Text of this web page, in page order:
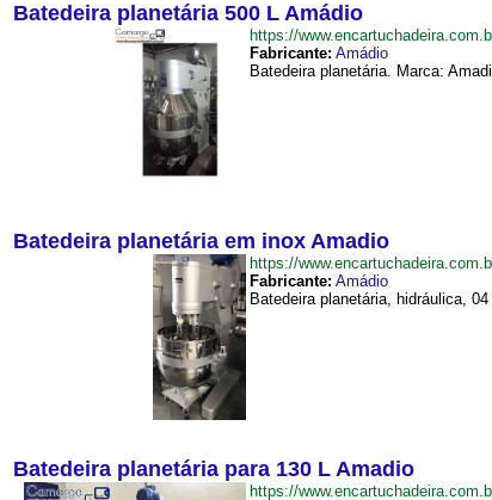
Batedeira planetária 500 L Amádio
https://
Fabricante: Amádio
Batedeira planetária. Marca:
Batedeira planetária em inox Amadio
https://
Fabricante: Amádio
Batedeira planetária, hidráulica,
Batedeira planetária para 130 L Amadio
https://